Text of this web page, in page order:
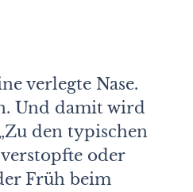
verlegte Nase.
Und damit wird
den typischen
oder
Früh beim